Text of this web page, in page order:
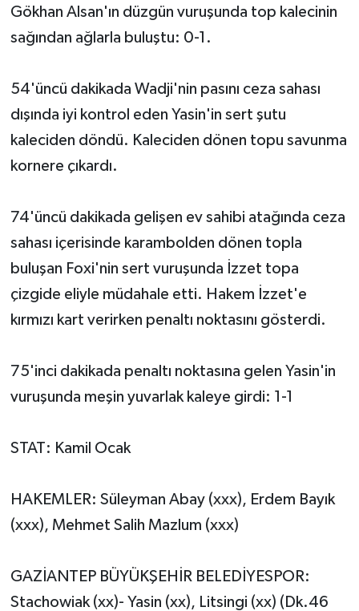
Gökhan Alsan'ın düzgün vuruşunda top kalecinin
sağından ağlarla buluştu: 0-1.
54'üncü dakikada Wadji'nin pasını ceza sahası
dışında iyi kontrol eden Yasin'in sert şutu
kaleciden döndü. Kaleciden dönen topu savunma
kornere çıkardı.
74'üncü dakikada gelişen ev sahibi atağında ceza
sahası içerisinde karambolden dönen topla
buluşan Foxi'nin sert vuruşunda İzzet topa
çizgide eliyle müdahale etti. Hakem İzzet'e
kırmızı kart verirken penaltı noktasını gösterdi.
75'inci dakikada penaltı noktasına gelen Yasin'in
vuruşunda meşin yuvarlak kaleye girdi: 1-1
STAT: Kamil Ocak
HAKEMLER: Süleyman Abay (xxx), Erdem Bayık
(xxx), Mehmet Salih Mazlum (xxx)
GAZİANTEP BÜYÜKŞEHİR BELEDİYESPOR:
Stachowiak (xx)- Yasin (xx), Litsingi (xx) (Dk.46